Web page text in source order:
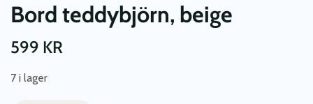
Bord teddybjörn, beige
599 KR
7 i lager